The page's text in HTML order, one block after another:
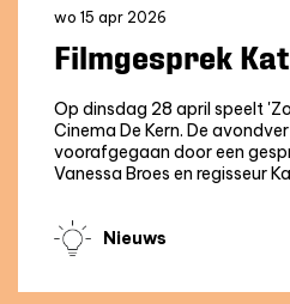
wo 15 apr 2026
Filmgesprek
Op dinsdag 28 april speelt
Cinema De Kern. De
voorafgegaan door een
Vanessa Broes en regisseur
Nieuws